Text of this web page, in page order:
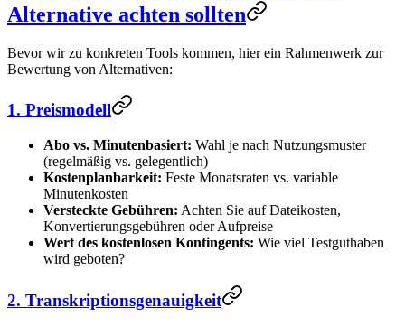
Alternative achten sollten
Bevor wir zu konkreten Tools kommen, hier ein Rahmenwerk zur
Bewertung von Alternativen:
1. Preismodell
Abo vs. Minutenbasiert: Wahl je nach Nutzungsmuster
(regelmäßig vs. gelegentlich)
Kostenplanbarkeit: Feste Monatsraten vs. variable
Minutenkosten
Versteckte Gebühren: Achten Sie auf Dateikosten,
Konvertierungsgebühren oder Aufpreise
Wert des kostenlosen Kontingents: Wie viel Testguthaben
wird geboten?
2. Transkriptionsgenauigkeit